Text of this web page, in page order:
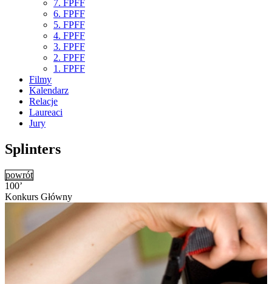
7. FPFF
6. FPFF
5. FPFF
4. FPFF
3. FPFF
2. FPFF
1. FPFF
Filmy
Kalendarz
Relacje
Laureaci
Jury
Splinters
powrót
100’
Konkurs Główny